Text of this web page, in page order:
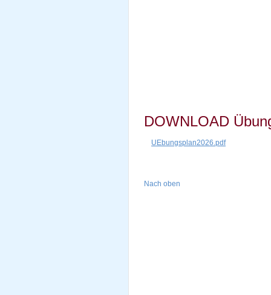
DOWNLOAD
UEbungsplan2026.pdf
Nach oben